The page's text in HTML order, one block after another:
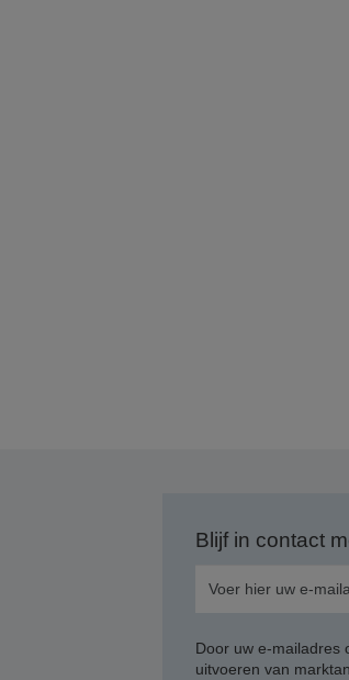
Blijf in contact
Door uw e-mailadres
uitvoeren van